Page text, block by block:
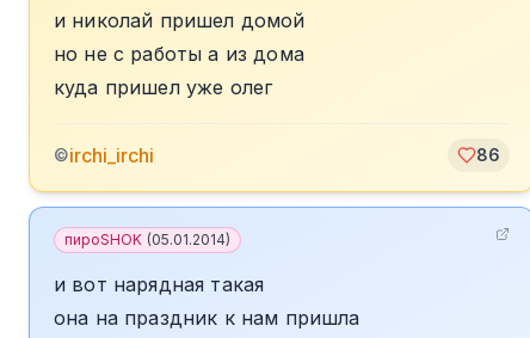
и николай пришел домой
но не с работы а из дома
куда пришел уже олег
©irchi_irchi 86
пироSHOK (05.01.2014)
и вот нарядная такая
она на праздник к нам пришла